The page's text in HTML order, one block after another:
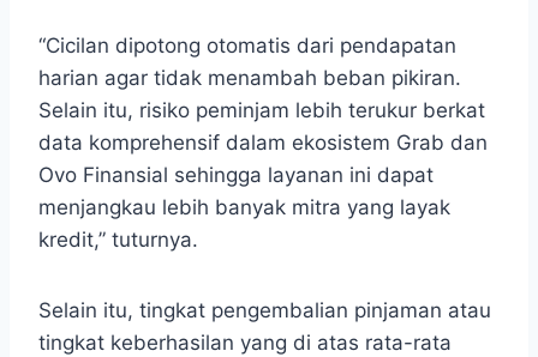
“Cicilan dipotong otomatis dari pendapatan
harian agar tidak menambah beban pikiran.
Selain itu, risiko peminjam lebih terukur berkat
data komprehensif dalam ekosistem Grab dan
Ovo Finansial sehingga layanan ini dapat
menjangkau lebih banyak mitra yang layak
kredit,” tuturnya.
Selain itu, tingkat pengembalian pinjaman atau
tingkat keberhasilan yang di atas rata-rata